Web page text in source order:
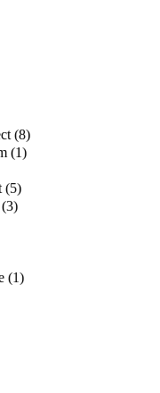
(8)
(1)
(5)
(1)